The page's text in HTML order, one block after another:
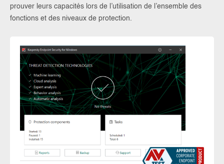
prouver leurs capacités lors de l’utilisation de l’ensemble des
fonctions et des niveaux de protection.